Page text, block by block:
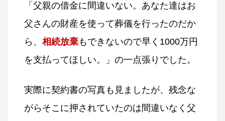
「父親の借金に間違いない。あなた達はお
父さんの財産を使って葬儀を行ったのだか
ら、 相続放棄もできないので早く1000万円
を支払ってほしい。」の一点張りでした。
実際に契約書の写真も見ましたが、残念な
がらそこに押されていたのは間違いなく父